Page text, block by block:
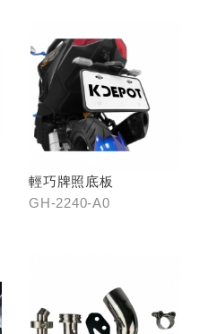
輕巧牌照底板
GH-2240-A0